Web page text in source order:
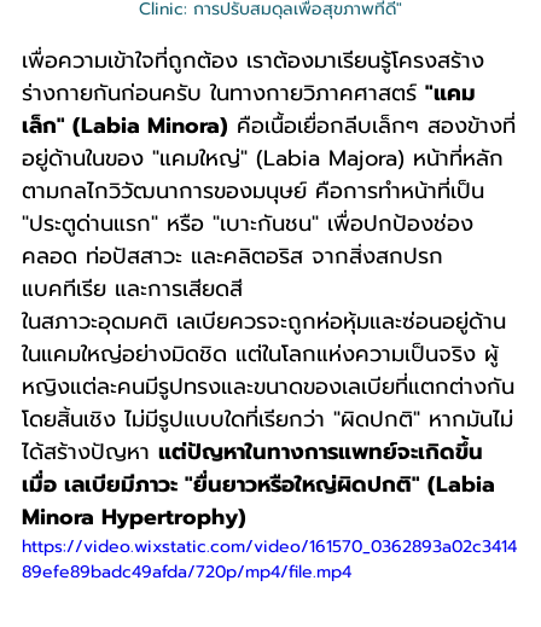
Clinic: การปรับสมดุลเพื่อสุขภาพที่ดี"
เพื่อความเข้าใจที่ถูกต้อง เราต้องมาเรียนรู้โครงสร้าง
ร่างกายกันก่อนครับ ในทางกายวิภาคศาสตร์ "แคม
เล็ก" (Labia Minora) คือเนื้อเยื่อกลีบเล็กๆ สองข้างที่
อยู่ด้านในของ "แคมใหญ่" (Labia Majora) หน้าที่หลัก
ตามกลไกวิวัฒนาการของมนุษย์ คือการทำหน้าที่เป็น
"ประตูด่านแรก" หรือ "เบาะกันชน" เพื่อปกป้องช่อง
คลอด ท่อปัสสาวะ และคลิตอริส จากสิ่งสกปรก
แบคทีเรีย และการเสียดสี
ในสภาวะอุดมคติ เลเบียควรจะถูกห่อหุ้มและซ่อนอยู่ด้าน
ในแคมใหญ่อย่างมิดชิด แต่ในโลกแห่งความเป็นจริง ผู้
หญิงแต่ละคนมีรูปทรงและขนาดของเลเบียที่แตกต่างกัน
โดยสิ้นเชิง ไม่มีรูปแบบใดที่เรียกว่า "ผิดปกติ" หากมันไม่
ได้สร้างปัญหา แต่ปัญหาในทางการแพทย์จะเกิดขึ้น
เมื่อ เลเบียมีภาวะ "ยื่นยาวหรือใหญ่ผิดปกติ" (Labia
Minora Hypertrophy)
https://video.wixstatic.com/video/161570_0362893a02c3414
89efe89badc49afda/720p/mp4/file.mp4